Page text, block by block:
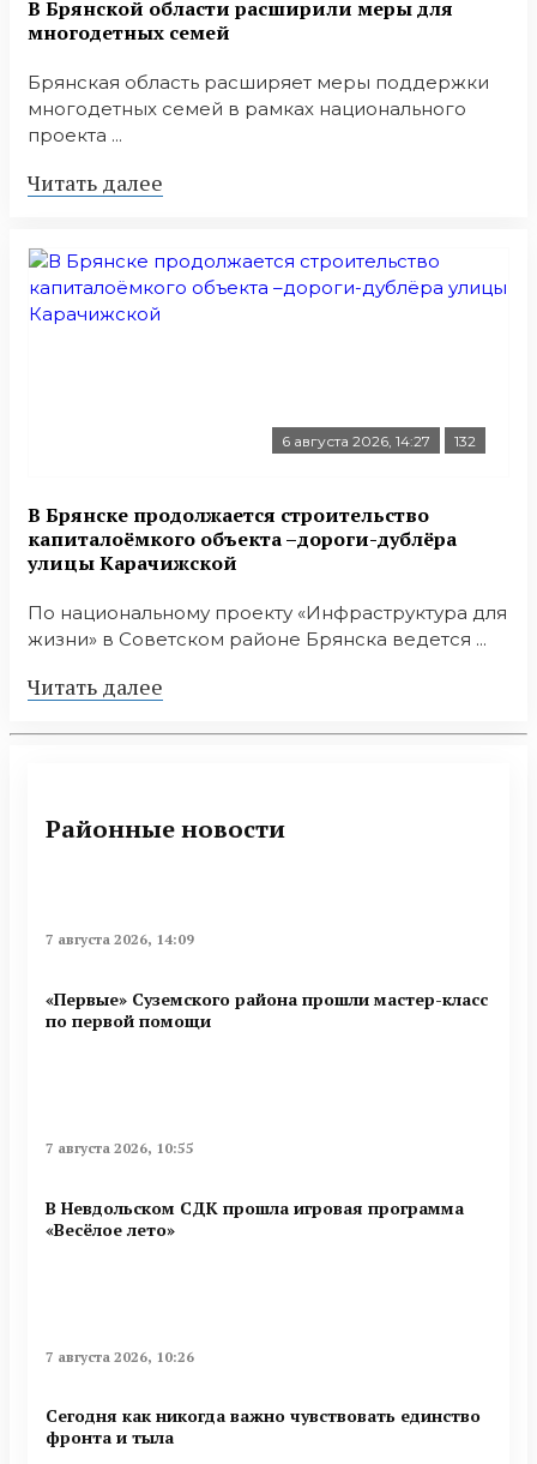
В Брянской области расширили меры для
многодетных семей
Брянская область расширяет меры поддержки
многодетных семей в рамках национального
проекта ...
Читать далее
6 августа 2026, 14:27 132
В Брянске продолжается строительство
капиталоёмкого объекта –дороги-дублёра
улицы Карачижской
По национальному проекту «Инфраструктура для
жизни» в Советском районе Брянска ведется ...
Читать далее
Районные новости
7 августа 2026, 14:09
«Первые» Суземского района прошли мастер-класс
по первой помощи
7 августа 2026, 10:55
В Невдольском СДК прошла игровая программа
«Весёлое лето»
7 августа 2026, 10:26
Сегодня как никогда важно чувствовать единство
фронта и тыла